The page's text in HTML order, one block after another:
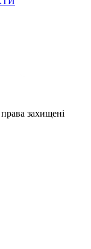
захищені